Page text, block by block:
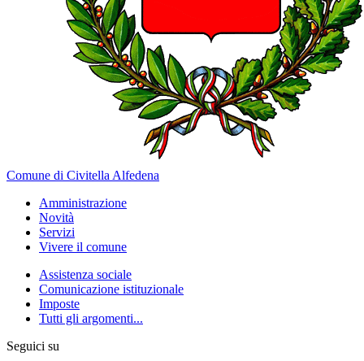
Comune di Civitella Alfedena
Amministrazione
Novità
Servizi
Vivere il comune
Assistenza sociale
Comunicazione istituzionale
Imposte
Tutti gli argomenti...
Seguici su